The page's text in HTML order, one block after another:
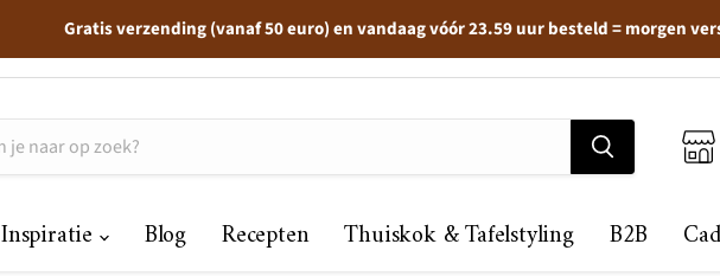
Gratis verzending (vanaf 50 euro) en vandaag vóór 23.59 uur besteld = morgen
Inspiratie Blog Recepten Thuiskok & Tafelstyling B2B